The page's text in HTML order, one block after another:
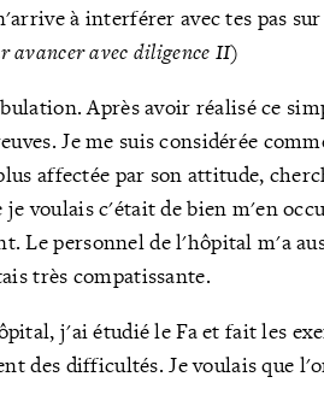
à interférer avec tes pas
avancer avec diligence II)
Après avoir réalisé ce
Je me suis considérée
affectée par son attitude,
je voulais c'était de bien m'en
Le personnel de l'hôpital m'a
très compatissante.
j'ai étudié le Fa et fait les
des difficultés. Je voulais que